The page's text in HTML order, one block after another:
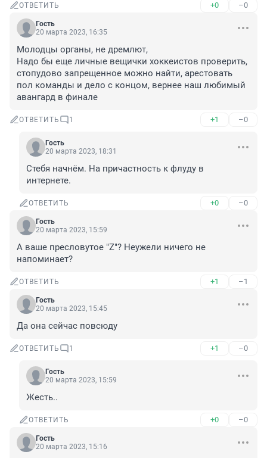
ОТВЕТИТЬ +0 –0
Гость
20 марта 2023, 16:35
Молодцы органы, не дремлют,
Надо бы еще личные вещички хоккеистов проверить,
стопудово запрещенное можно найти, арестовать
пол команды и дело с концом, вернее наш любимый
авангард в финале
ОТВЕТИТЬ 1 +1 –0
Гость
20 марта 2023, 18:31
Стебя начнём. На причастность к флуду в
интернете.
ОТВЕТИТЬ +0 –0
Гость
20 марта 2023, 15:59
А ваше пресловутое "Z"? Неужели ничего не
напоминает?
ОТВЕТИТЬ +1 –1
Гость
20 марта 2023, 15:45
Да она сейчас повсюду
ОТВЕТИТЬ 1 +1 –0
Гость
20 марта 2023, 15:59
Жесть..
ОТВЕТИТЬ +0 –0
Гость
20 марта 2023, 15:16